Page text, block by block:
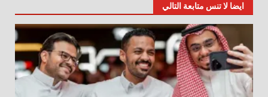
ايضا لا تنس متابعة التالي